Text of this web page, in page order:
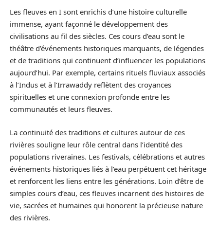
Les fleuves en I sont enrichis d’une histoire culturelle
immense, ayant façonné le développement des
civilisations au fil des siècles. Ces cours d’eau sont le
théâtre d’événements historiques marquants, de légendes
et de traditions qui continuent d’influencer les populations
aujourd’hui. Par exemple, certains rituels fluviaux associés
à l’Indus et à l’Irrawaddy reflètent des croyances
spirituelles et une connexion profonde entre les
communautés et leurs fleuves.
La continuité des traditions et cultures autour de ces
rivières souligne leur rôle central dans l’identité des
populations riveraines. Les festivals, célébrations et autres
événements historiques liés à l’eau perpétuent cet héritage
et renforcent les liens entre les générations. Loin d’être de
simples cours d’eau, ces fleuves incarnent des histoires de
vie, sacrées et humaines qui honorent la précieuse nature
des rivières.